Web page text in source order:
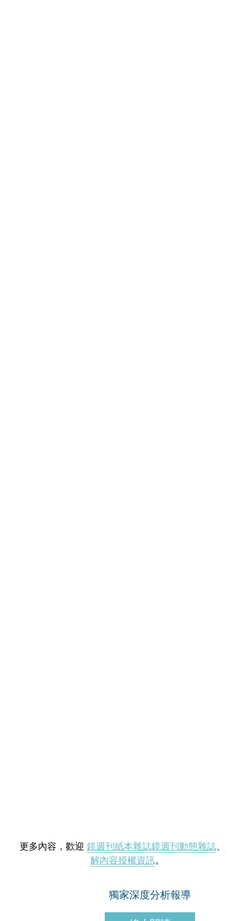
更多內容，歡迎 鏡週刊紙本雜誌鏡週刊動態雜誌、
解內容授權資訊。
獨家深度分析報導